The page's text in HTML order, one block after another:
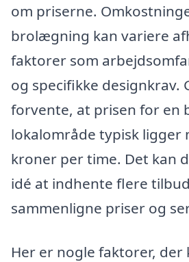
om priserne.
brolægning kan variere
faktorer som
og specifikke designkrav.
forvente, at prisen for en
lokalområde typisk ligger
kroner per time. Det kan
idé at indhente flere
sammenligne priser og
Her er nogle faktorer, der